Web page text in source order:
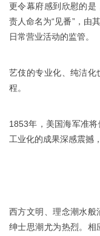
更令幕府感到欣慰的是
责人命名为“见番”，由
日常营业活动的监管。
艺伎的专业化、纯洁化
程。
1853年，美国海军准
工业化的成果深感震撼
西方文明、理念潮水般
绅士思潮尤为热烈。相